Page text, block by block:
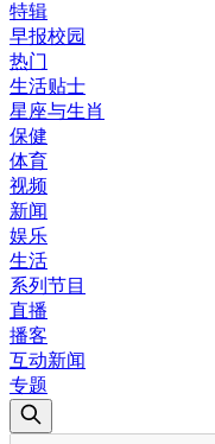
特辑
早报校园
热门
生活贴士
星座与生肖
保健
体育
视频
新闻
娱乐
生活
系列节目
直播
播客
互动新闻
专题